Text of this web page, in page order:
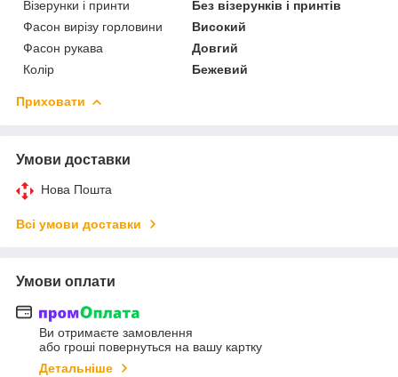
Візерунки і принти
Без візерунків і принтів
Фасон вирізу горловини
Високий
Фасон рукава
Довгий
Колір
Бежевий
Приховати
Умови доставки
Нова Пошта
Всі умови доставки
Умови оплати
Ви отримаєте замовлення
або гроші повернуться на вашу картку
Детальніше